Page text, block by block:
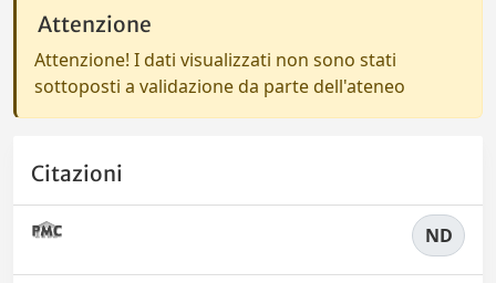
Attenzione
Attenzione! I dati visualizzati non sono stati
sottoposti a validazione da parte dell'ateneo
Citazioni
ND